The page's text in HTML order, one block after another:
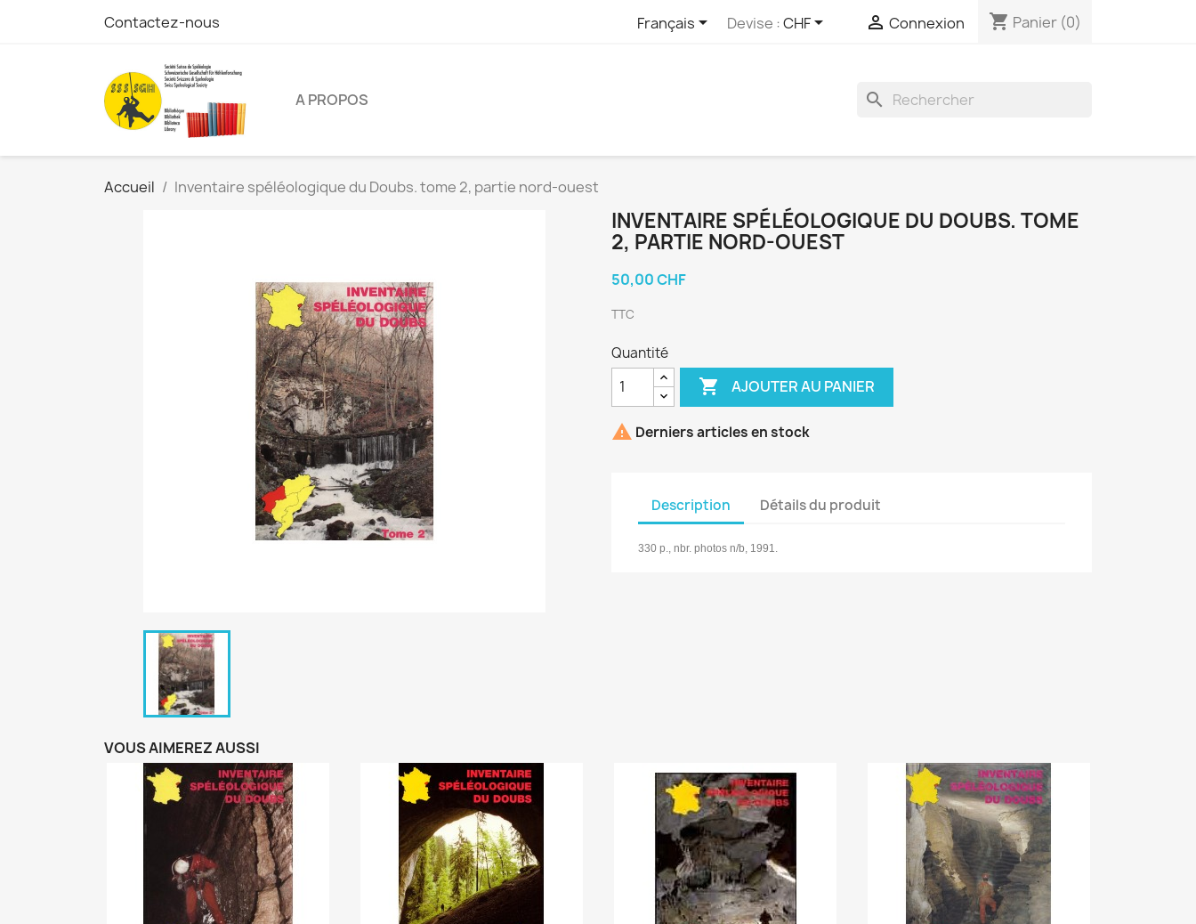
Contactez-nous Français Devise :CHF  Connexion shopping_cart Panier (0)
A PROPOS search
Accueil Inventaire spéléologique du Doubs. tome 2, partie nord-ouest
INVENTAIRE SPÉLÉOLOGIQUE DU DOUBS. TOME
2, PARTIE NORD-OUEST
50,00 CHF
TTC
Quantité
 AJOUTER AU PANIER
 Derniers articles en stock
Description Détails du produit
330 p., nbr. photos n/b, 1991.
VOUS AIMEREZ AUSSI